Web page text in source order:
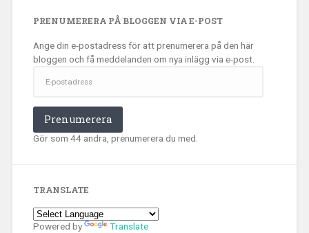
PRENUMERERA PÅ BLOGGEN VIA E-POST
Ange din e-postadress för att prenumerera på den här
bloggen och få meddelanden om nya inlägg via e-post.
postadress
Prenumerera
Gör som 44 andra, prenumerera du med.
TRANSLATE
Powered by Translate